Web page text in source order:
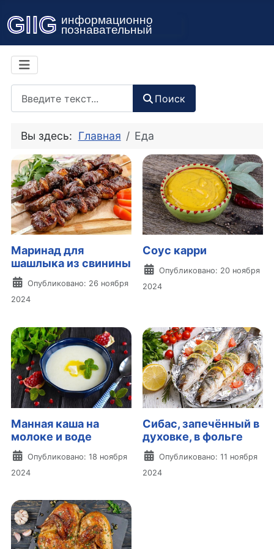
Вы здесь: Главная Еда
Маринад для
шашлыка из свинины
Информация о материале
Опубликовано: 26 ноября
2024
Соус карри
Информация о
Опубликовано: 20 ноября
2024
Манная каша на
молоке и воде
Информация о материале
Опубликовано: 18 ноября
2024
Сибас, запечённый в
духовке, в фольге
Информация о
Опубликовано: 11 ноября
2024
Поиск